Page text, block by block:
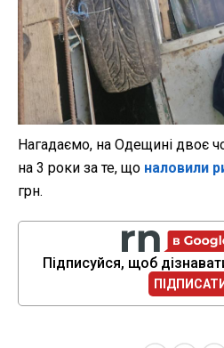
Нагадаємо, на Одещині двоє
на 3 роки за те, що наловили
грн.
Підписуйся, щоб